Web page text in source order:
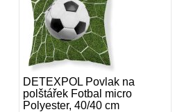
DETEXPOL Povlak na
polštářek Fotbal micro
Polyester, 40/40 cm